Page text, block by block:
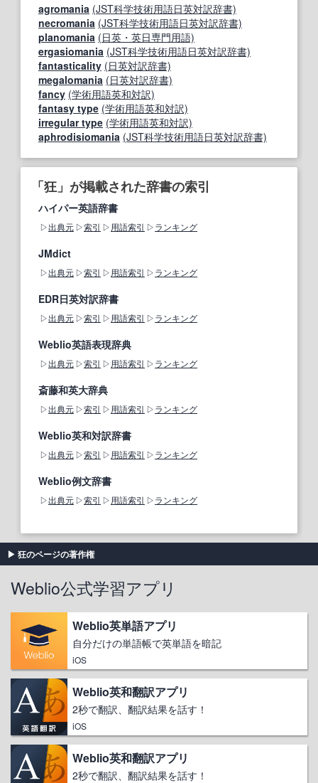
agromania (JST科学技術用語日英対訳辞書)
necromania (JST科学技術用語日英対訳辞書)
planomania (日英・英日専門用語)
ergasiomania (JST科学技術用語日英対訳辞書)
fantasticality (日英対訳辞書)
megalomania (日英対訳辞書)
fancy (学術用語英和対訳)
fantasy type (学術用語英和対訳)
irregular type (学術用語英和対訳)
aphrodisiomania (JST科学技術用語日英対訳辞書)
「狂」が掲載された辞書の索引
ハイパー英語辞書
出典元 索引 用語索引 ランキング
JMdict
出典元 索引 用語索引 ランキング
EDR日英対訳辞書
出典元 索引 用語索引 ランキング
Weblio英語表現辞典
出典元 索引 用語索引 ランキング
斎藤和英大辞典
出典元 索引 用語索引 ランキング
Weblio英和対訳辞書
出典元 索引 用語索引 ランキング
Weblio例文辞書
出典元 索引 用語索引 ランキング
狂のページの著作権
Weblio公式学習アプリ
Weblio英単語アプリ
自分だけの単語帳で英単語を暗記
iOS
Weblio英和翻訳アプリ
2秒で翻訳、翻訳結果を話す！
iOS
Weblio英和翻訳アプリ
2秒で翻訳、翻訳結果を話す！